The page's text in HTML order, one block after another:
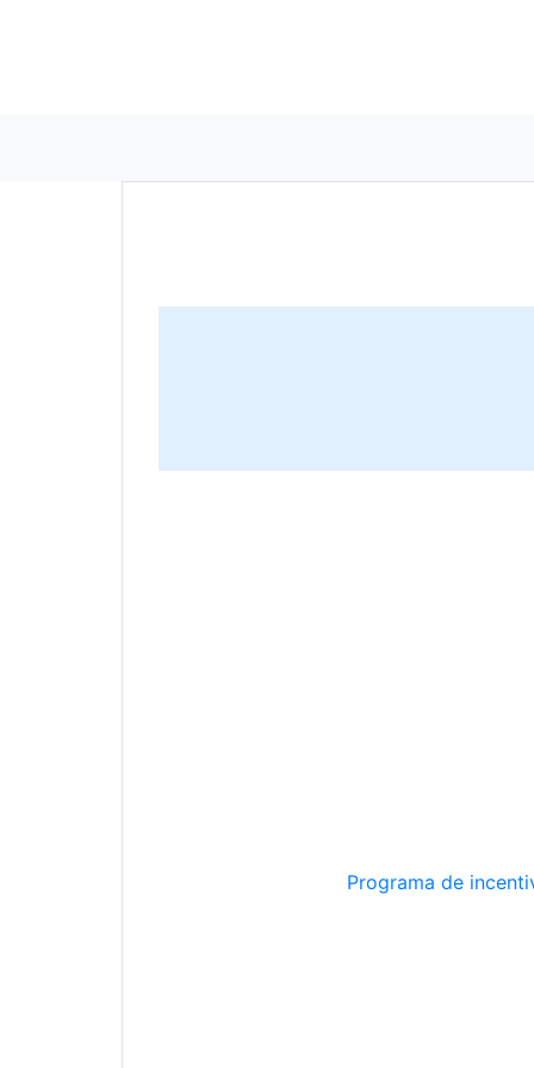
Programa de